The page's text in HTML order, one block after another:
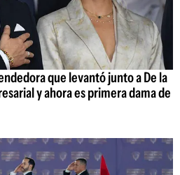
que levantó junto a De la
y ahora es primera dama de